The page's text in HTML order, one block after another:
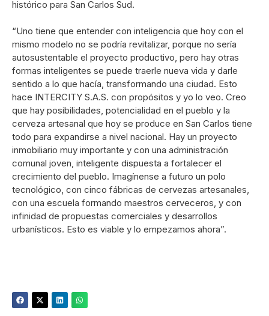
histórico para San Carlos Sud.
“Uno tiene que entender con inteligencia que hoy con el
mismo modelo no se podría revitalizar, porque no sería
autosustentable el proyecto productivo, pero hay otras
formas inteligentes se puede traerle nueva vida y darle
sentido a lo que hacía, transformando una ciudad. Esto
hace INTERCITY S.A.S. con propósitos y yo lo veo. Creo
que hay posibilidades, potencialidad en el pueblo y la
cerveza artesanal que hoy se produce en San Carlos tiene
todo para expandirse a nivel nacional. Hay un proyecto
inmobiliario muy importante y con una administración
comunal joven, inteligente dispuesta a fortalecer el
crecimiento del pueblo. Imagínense a futuro un polo
tecnológico, con cinco fábricas de cervezas artesanales,
con una escuela formando maestros cerveceros, y con
infinidad de propuestas comerciales y desarrollos
urbanísticos. Esto es viable y lo empezamos ahora”.